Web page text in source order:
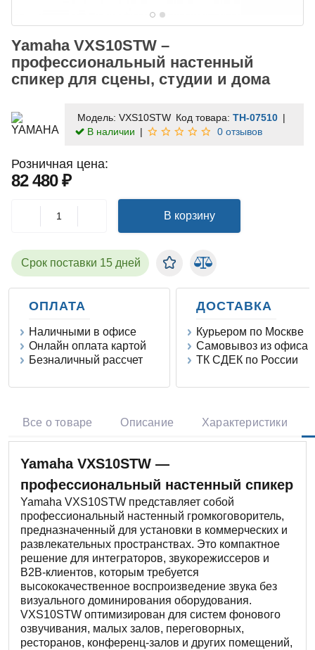
Yamaha VXS10STW –
профессиональный настенный
спикер для сцены, студии и дома
Модель: VXS10STW Код товара: TH-07510
В наличии
0 отзывов
Розничная цена:
82 480 ₽
В корзину
Срок поставки 15 дней
ОПЛАТА
Наличными в офисе
Онлайн оплата картой
Безналичный рассчет
ДОСТАВКА
Курьером по Москве
Самовывоз из офиса
ТК СДЕК по России
Все о товаре Описание Характеристики
Yamaha VXS10STW —
профессиональный настенный спикер
Yamaha VXS10STW представляет собой
профессиональный настенный громкоговоритель,
предназначенный для установки в коммерческих и
развлекательных пространствах. Это компактное
решение для интеграторов, звукорежиссеров и
B2B-клиентов, которым требуется
высококачественное воспроизведение звука без
визуального доминирования оборудования.
VXS10STW оптимизирован для систем фонового
озвучивания, малых залов, переговорных,
ресторанов, конференц-залов и других помещений,